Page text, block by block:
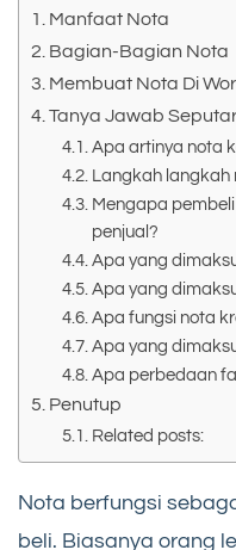
Manfaat Nota
Bagian-Bagian Nota
Membuat Nota Di
Tanya Jawab
Apa artinya nota
Langkah langkah
Mengapa
penjual?
Apa yang
Apa yang
Apa fungsi nota
Apa yang
Apa perbedaan
Penutup
Related posts:
Nota berfungsi
beli. Biasanya orang